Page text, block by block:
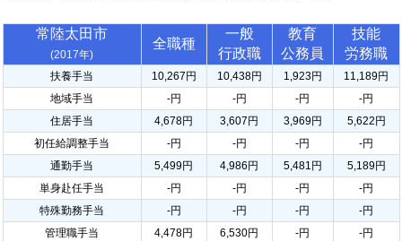
常陸太田市
(2017年)
全職種
一般
行政職
教育
公務員
技能
労務職
扶養手当 10,267円 10,438円 1,923円
11,189円
地域手当
-円 -円 -円
-円
住居手当
4,678円 3,607円 3,969円
5,622円
初任給調整手当
-円 -円 -円
-円
通勤手当
5,499円 4,986円 5,481円
5,189円
単身赴任手当
-円 -円 -円
-円
特殊勤務手当
-円 -円 -円
-円
管理職手当
4,478円 6,530円 -円
-円